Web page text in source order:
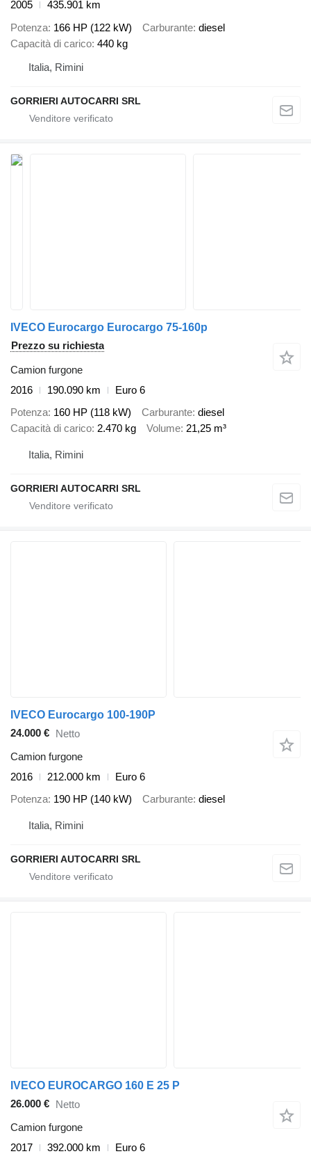
2005
435.901 km
Potenza 166 HP (122 kW) Carburante diesel
Capacità di carico 440 kg
Italia, Rimini
GORRIERI AUTOCARRI SRL
IVECO Eurocargo Eurocargo 75-160p
Prezzo su richiesta
Camion furgone
2016
190.090 km
Euro 6
Potenza 160 HP (118 kW) Carburante diesel
Capacità di carico 2.470 kg Volume 21,25 m³
Italia, Rimini
GORRIERI AUTOCARRI SRL
IVECO Eurocargo 100-190P
24.000 € Netto
Camion furgone
2016
212.000 km
Euro 6
Potenza 190 HP (140 kW) Carburante diesel
Italia, Rimini
GORRIERI AUTOCARRI SRL
IVECO EUROCARGO 160 E 25 P
26.000 € Netto
Camion furgone
2017
392.000 km
Euro 6